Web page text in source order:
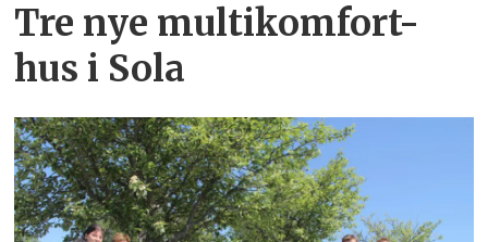
Tre nye multikomfort-
hus i Sola